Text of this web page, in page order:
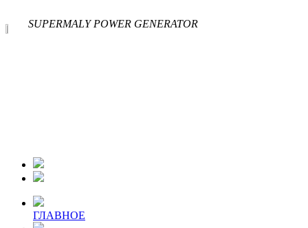
SUPERMALY POWER GENERATOR
ГЛАВНОЕ